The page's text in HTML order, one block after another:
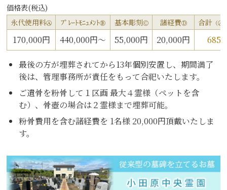
価格表(税込)
永代使用料Ⓐ ﾌﾟﾚｰﾄﾓﾆｭﾒﾝﾄⒷ 基本彫刻Ⓒ 諸経費Ⓓ 合計 （
170,000円 440,000円～ 55,000円 20,000円
最後の方が埋葬されてから13年個別安置し、期間満了
後は、管理事務所が責任をもって合祀いたします。
ご遺骨を粉骨して１区画 最大４霊様（ペットを含
む）、骨壺の場合は２霊様まで埋葬可能。
粉骨費用を含む諸経費を 1名様 20,000円頂戴いたしま
す。